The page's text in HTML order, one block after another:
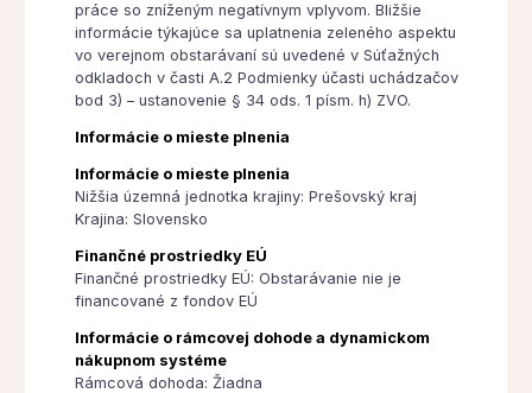
práce so zníženým negatívnym vplyvom. Bližšie
informácie týkajúce sa uplatnenia zeleného aspektu
vo verejnom obstarávaní sú uvedené v Súťažných
odkladoch v časti A.2 Podmienky účasti uchádzačov
bod 3) – ustanovenie § 34 ods. 1 písm. h) ZVO.
Informácie o mieste plnenia
Informácie o mieste plnenia
Nižšia územná jednotka krajiny: Prešovský kraj
Krajina: Slovensko
Finančné prostriedky EÚ
Finančné prostriedky EÚ: Obstarávanie nie je
financované z fondov EÚ
Informácie o rámcovej dohode a dynamickom
nákupnom systéme
Rámcová dohoda: Žiadna